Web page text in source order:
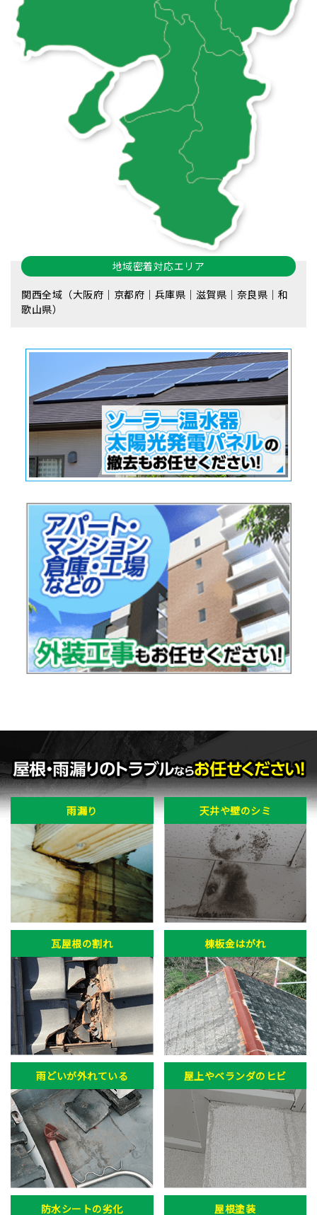
地域密着対応エリア
関西全域（大阪府｜京都府｜兵庫県｜滋賀県｜奈良県｜和
歌山県）
雨漏り 天井や壁のシミ
瓦屋根の割れ 棟板金はがれ
雨どいが外れている 屋上やベランダのヒビ
防水シートの劣化 屋根塗装